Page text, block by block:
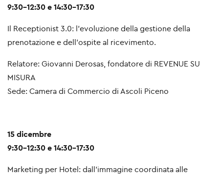
9:30-12:30 e 14:30-17:30
Il Receptionist 3.0: l'evoluzione della gestione della
prenotazione e dell'ospite al ricevimento.
Relatore: Giovanni Derosas, fondatore di REVENUE SU
MISURA
Sede: Camera di Commercio di Ascoli Piceno
15 dicembre
9:30-12:30 e 14:30-17:30
Marketing per Hotel: dall'immagine coordinata alle